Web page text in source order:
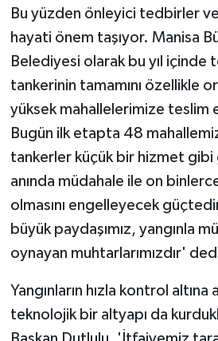
Bu yüzden önleyici tedbirler
hayati önem taşıyor. Manisa
Belediyesi olarak bu yıl içinde
tankerinin tamamını özellikle
yüksek mahallelerimize teslim
Bugün ilk etapta 48
tankerler küçük bir hizmet gibi
anında müdahale ile on
olmasını engelleyecek
büyük paydaşımız, yangınla
oynayan muhtarlarımızdır'
Yangınların hızla kontrol altına
teknolojik bir altyapı da